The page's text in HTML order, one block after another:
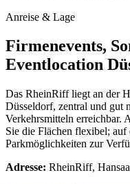
Anreise & Lage
Firmenevents,
Eventlocation
Das RheinRiff liegt an der
Düsseldorf, zentral und gut
Verkehrsmitteln erreichbar.
Sie die Flächen flexibel;
Parkmöglichkeiten zur
Adresse: RheinRiff,